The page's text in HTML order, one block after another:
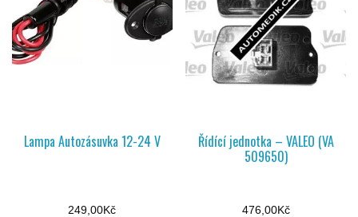
Lampa Autozásuvka 12-24 V
249,00Kč
Řídící jednotka – VALEO (VA
509650)
476,00Kč